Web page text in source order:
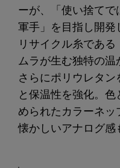
ーが、「使い捨てで
軍手」を目指し開発
リサイクル糸であ
ムラが生む独特の温
さらにポリウレタ
と保温性を強化。
められたカラーネッ
懐かしいアナログ感